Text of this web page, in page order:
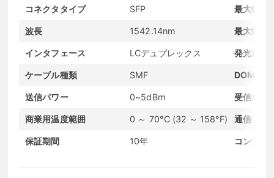
コネクタタイプ SFP 最大転送
波長 1542.14nm 最大転送
インタフェース LCデュプレックス 発光素子
ケーブル種類 SMF DOMサ
送信パワー 0~5dBm 受信感度
商業用温度範囲 0 ～ 70°C (32 ～ 158°F) 通信プロ
保証期間 10年 コンディ